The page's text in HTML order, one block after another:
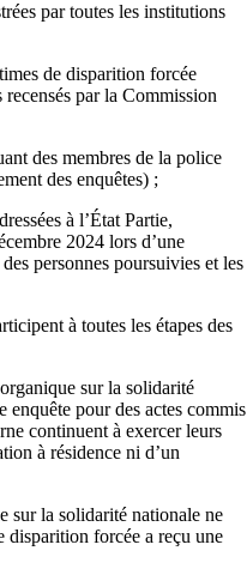
par toutes les institutions
de disparition forcée
par la Commission
des membres de la police
des enquêtes) ;
à l’État Partie,
2024 lors d’une
personnes poursuivies et les
à toutes les étapes des
sur la solidarité
enquête pour des actes commis
continuent à exercer leurs
à résidence ni d’un
sur la solidarité nationale ne
disparition forcée a reçu une